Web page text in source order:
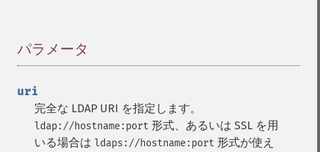
パラメータ
uri
完全な LDAP URI を指定します。
ldap://hostname:port 形式、あるいは SSL を用
いる場合は ldaps://hostname:port 形式が使え